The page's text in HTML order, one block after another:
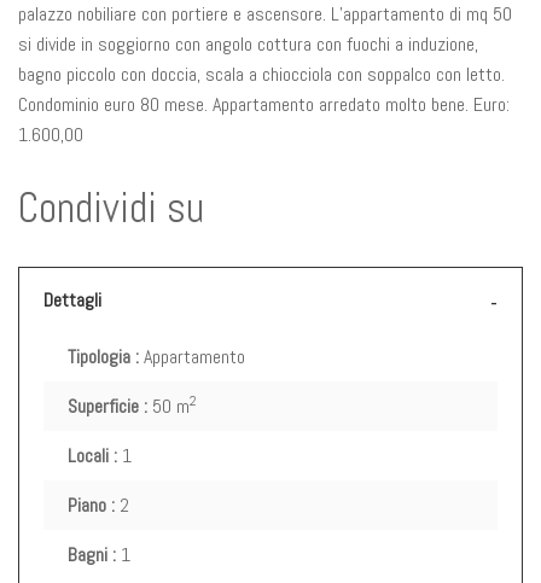
palazzo nobiliare con portiere e ascensore. L’appartamento di mq 50
si divide in soggiorno con angolo cottura con fuochi a induzione,
bagno piccolo con doccia, scala a chiocciola con soppalco con letto.
Condominio euro 80 mese. Appartamento arredato molto bene. Euro:
1.600,00
Condividi su
Dettagli
Tipologia :Appartamento
Superficie : 50 m2
Locali : 1
Piano : 2
Bagni : 1